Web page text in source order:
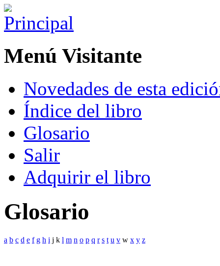
Menú Visitante
Novedades de esta
Índice del libro
Glosario
Salir
Adquirir el libro
Glosario
a b c d e f g h i j k l m n o p q r s t u v w x y z